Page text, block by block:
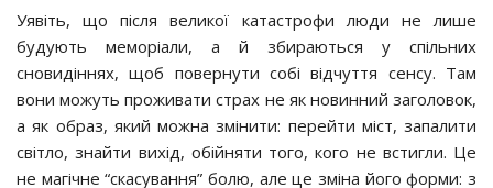
Уявіть, що після великої катастрофи люди не лише
будують меморіали, а й збираються у спільних
сновидіннях, щоб повернути собі відчуття сенсу. Там
вони можуть проживати страх не як новинний заголовок,
а як образ, який можна змінити: перейти міст, запалити
світло, знайти вихід, обійняти того, кого не встигли. Це
не магічне “скасування” болю, але це зміна його форми: з